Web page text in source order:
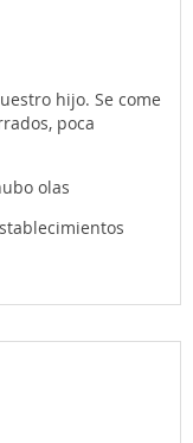
hijo. Se come
poca
olas